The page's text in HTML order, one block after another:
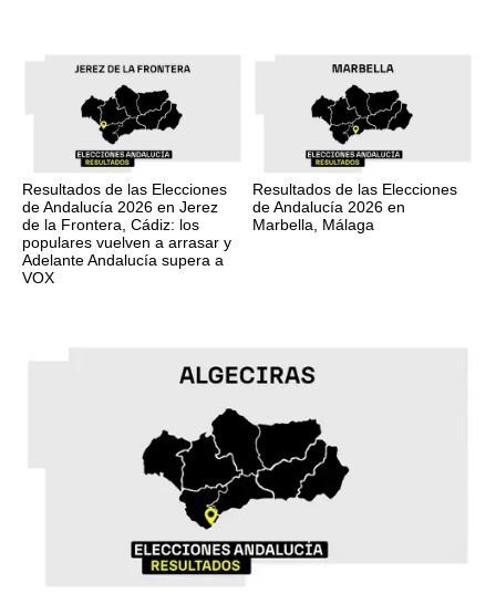
Resultados de las Elecciones
de Andalucía 2026 en Jerez
de la Frontera, Cádiz: los
populares vuelven a arrasar y
Adelante Andalucía supera a
VOX
Resultados de las Elecciones
de Andalucía 2026 en
Marbella, Málaga